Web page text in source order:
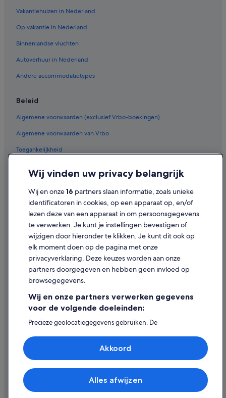
Vakantiehuizen in Nederland
Op vakantie in Nederland
Binnenlandse vluchten
Autoverhuur in Nederland
Andere accommodatietypes
Beleid
Algemene voorwaarden (exclusief Vrbo-boekingen)
Algemene voorwaarden van Vrbo
Toegankelijkheid
Gebruiksvoorwaarden
Juridische informatie/Contact
Inhoudsrichtlijnen en inhoud rapporteren
Hulp
Contact
Restitutieproces en tijdsbestek
Boek een vlucht met airlinetegoed
Internationale reisdocumenten
© 2026 Expedia, Inc. - een bedrijf van Expedia Group. Alle rechten
voorbehouden. Expedia en het Expedia-logo zijn handelsmerken of
Wij vinden uw privacy belangrijk
Wij en onze16 partners slaan informatie, zoals unieke
identificatoren in cookies, op een apparaat op, en/of
lezen deze van een apparaat in om persoonsgegevens
te verwerken. Je kunt je instellingen bevestigen of
wijzigen door hieronder te klikken. Je kunt dit ook op
elk moment doen op de pagina met onze
privacyverklaring. Deze keuzes worden aan onze
partners doorgegeven en hebben geen invloed op
browsegegevens.
Wij en onze partners verwerken gegevens
voor de volgende doeleinden:
Precieze geolocatiegegevens gebruiken. De
Informatie op een apparaat opslaan en/of openen.
Gepersonaliseerde advertenties en content, advertentie-
en contentmetingen, doelgroepenonderzoek en
Partnerlijst (derden)Alles afwijzen
Akkoord